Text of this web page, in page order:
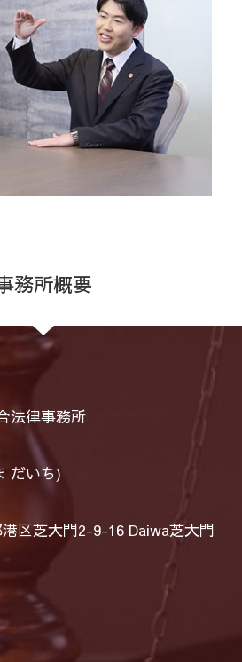
務所概要
法律事務所
だいち)
区芝大門2-9-16 Daiwa芝大門